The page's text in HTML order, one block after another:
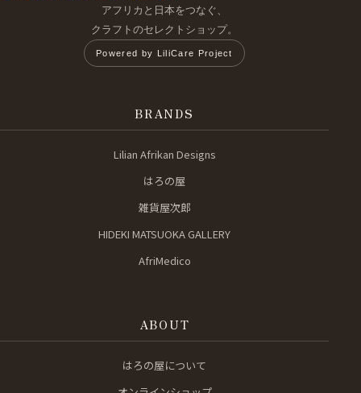
アフリカと日本をつなぐ、
クラフトのセレクトショップ。
Powered by LiliCare Project
BRANDS
Lilian Afrikan Designs
はろの屋
雑貨屋次郎
HIDEKI MATSUOKA GALLERY
AfriMedico
ABOUT
はろの屋について